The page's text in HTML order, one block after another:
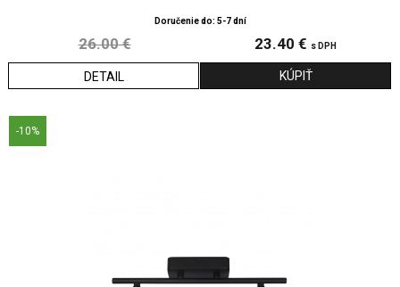
Doručenie do: 5-7 dní
26.00 € 23.40 € s DPH
DETAIL
-10%